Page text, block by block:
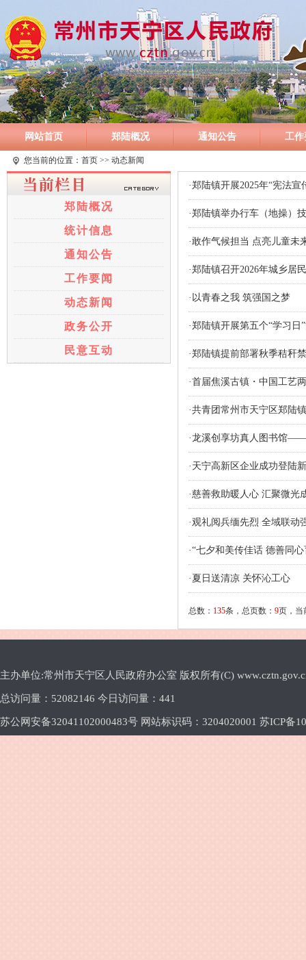
网站首页 郑陆概况 通知公告 工作
您当前的位置： 首页 >> 动态新闻
郑陆概况
统计信息
通知公告
工作要闻
动态新闻
政务公开
民意互动
·郑陆镇开展2025年“宪法宣
·郑陆镇举办行车（地操）
·敢作气候担当 点亮儿童未
·郑陆镇召开2026年城乡居
·以青春之我 筑强国之梦
·郑陆镇开展第五个“学习日
·郑陆镇提前部署秋季秸秆
·首届焦溪古镇・中国工艺
·共青团常州市天宁区郑陆
·龙溪创享坊真人图书馆
·天宁高新区企业成功登陆
·慈善救助暖人心 汇聚微光
·观礼阅兵缅先烈 全域联动
·“七夕和美传佳话 德善同
·夏日送清凉 关怀沁工心
总数： 135条，总页数： 9页，当
主办单位:常州市天宁区人民政府办公室 版权所有(C)
总访问量： 52082146 今日访问量： 441
苏公网安备32041102000483号 网站标识码：3204020001 苏ICP备